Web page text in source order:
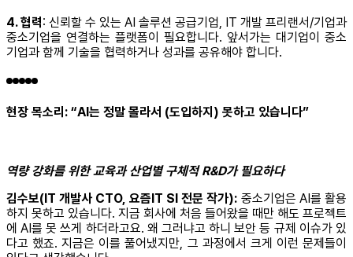
4. 협력: 신뢰할 수 있는 AI 솔루션 공급기업, IT 개발 프리랜서/기업과
중소기업을 연결하는 플랫폼이 필요합니다. 앞서가는 대기업이 중소
기업과 함께 기술을 협력하거나 성과를 공유해야 합니다.
현장 목소리: “AI는 정말 몰라서 (도입하지) 못하고 있습니다”
역량 강화를 위한 교육과 산업별 구체적 R&D가 필요하다
김수보(IT 개발사 CTO, 요즘IT SI 전문 작가): 중소기업은 AI를 활용
하지 못하고 있습니다. 지금 회사에 처음 들어왔을 때만 해도 프로젝트
에 AI를 못 쓰게 하더라고요. 왜 그러냐고 하니 보안 등 규제 이슈가 있
다고 했죠. 지금은 이를 풀어냈지만, 그 과정에서 크게 이런 문제들이